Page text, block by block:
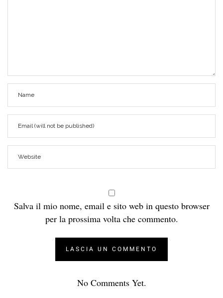
Salva il mio nome, email e sito web in questo browser
per la prossima volta che commento.
No Comments Yet.